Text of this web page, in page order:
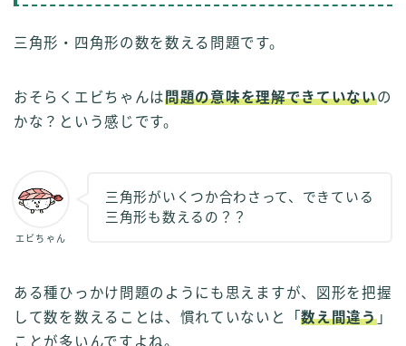
三角形・四角形の数を数える問題です。
おそらくエビちゃんは問題の意味を理解できていないの
かな？という感じです。
エビちゃん
三角形がいくつか合わさって、できている
三角形も数えるの？？
ある種ひっかけ問題のようにも思えますが、図形を把握
して数を数えることは、慣れていないと「数え間違う」
ことが多いんですよね。